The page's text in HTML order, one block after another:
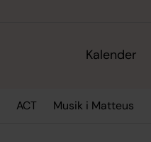
Kalender
ACT Musik i Matteus